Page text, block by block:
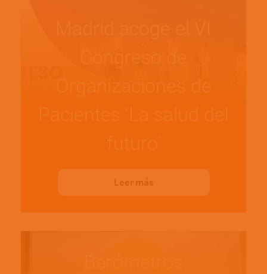
Congreso de
Organizaciones de
Pacientes ‘La salud del
futuro’
Leer más